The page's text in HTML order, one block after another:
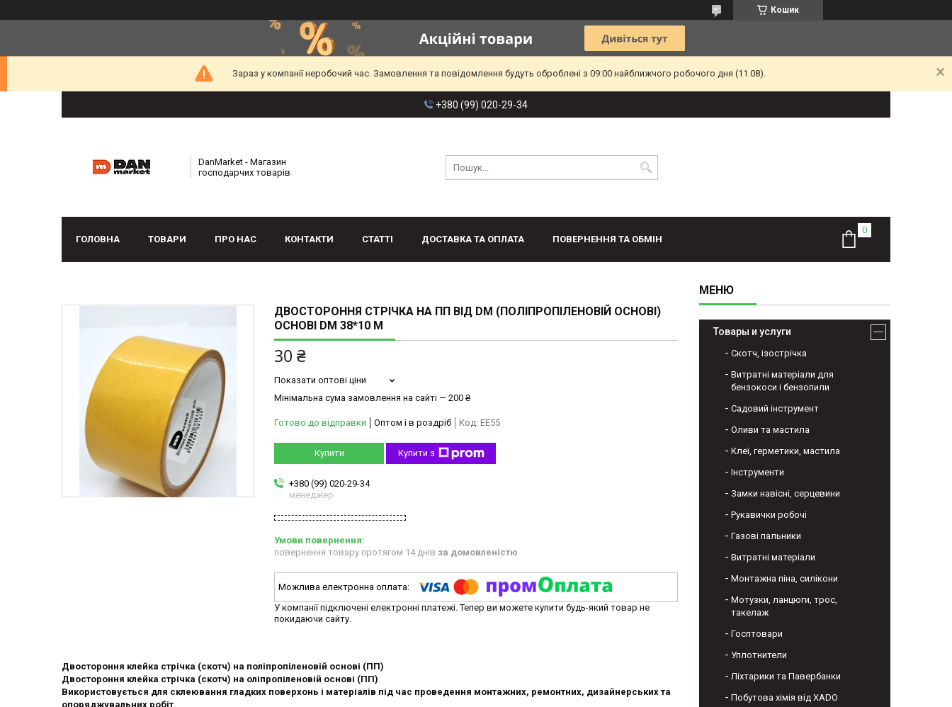
Кошик
Зараз у компанії неробочий час. Замовлення та повідомлення будуть оброблені з 09:00 найближчого робочого дня (11.08).
+380 (99) 020-29-34
DanMarket - Магазин
господарчих товарів
ГОЛОВНА ТОВАРИ ПРО НАС КОНТАКТИ СТАТТІ ДОСТАВКА ТА ОПЛАТА ПОВЕРНЕННЯ ТА ОБМІН
ДВОСТОРОННЯ СТРІЧКА НА ПП ВІД DM (ПОЛІПРОПІЛЕНОВІЙ ОСНОВІ)
ОСНОВІ DM 38*10 М
30 ₴
Показати оптові ціни
Мінімальна сума замовлення на сайті — 200 ₴
Готово до відправки Оптом і в роздріб Код: EE55
Купити Купити з
+380 (99) 020-29-34
менеджер
повернення товару протягом 14 днів за домовленістю
У компанії підключені електронні платежі. Тепер ви можете купити будь-який товар не
покидаючи сайту.
Двостороння клейка стрічка (скотч) на поліпропіленовій основі (ПП)
Двостороння клейка стрічка (скотч) на оліпропіленовій основі (ПП)
Використовується для склеювання гладких поверхонь і матеріалів під час проведення монтажних, ремонтних, дизайнерських та
опоряджувальних робіт.
Товары и услуги
Скотч, ізострічка
Витратні матеріали для
бензокоси і бензопили
Садовий інструмент
Оливи та мастила
Клеї, герметики, мастила
Інструменти
Замки навісні, серцевини
Рукавички робочі
Газові пальники
Витратні матеріали
Монтажна піна, силікони
Мотузки, ланцюги, трос,
такелаж
Госптовари
Уплотнители
Ліхтарики та Павербанки
Побутова хімія від XADO